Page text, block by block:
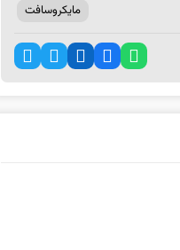
مایکروسافت